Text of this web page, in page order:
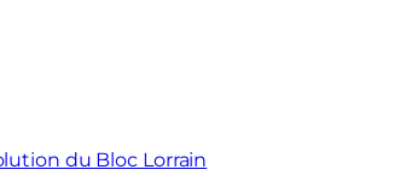
du Bloc Lorrain